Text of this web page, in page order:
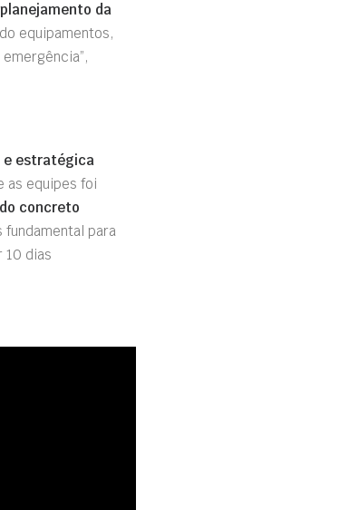
planejamento da
equipamentos,
e estratégica
as equipes foi
concreto
para
10 dias